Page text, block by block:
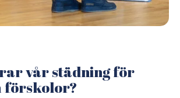
vår städning för
förskolor?